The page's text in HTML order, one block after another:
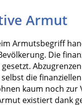
Armut
Armutsbegriff
Die
die
kaum noch zur
existiert dank